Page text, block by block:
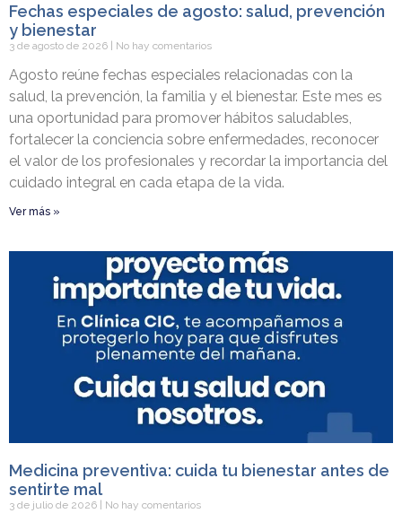
Fechas especiales de agosto: salud, prevención
y bienestar
3 de agosto de 2026 No hay comentarios
Agosto reúne fechas especiales relacionadas con la
salud, la prevención, la familia y el bienestar. Este mes es
una oportunidad para promover hábitos saludables,
fortalecer la conciencia sobre enfermedades, reconocer
el valor de los profesionales y recordar la importancia del
cuidado integral en cada etapa de la vida.
Ver más »
Medicina preventiva: cuida tu bienestar antes de
sentirte mal
3 de julio de 2026 No hay comentarios